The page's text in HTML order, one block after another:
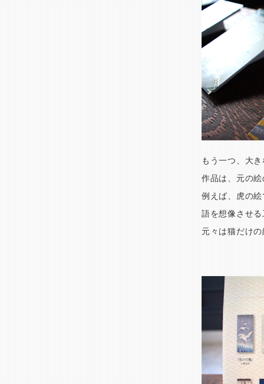
もう一つ、大
作品は、元の
例えば、虎の
語を想像させ
元々は猫だけ